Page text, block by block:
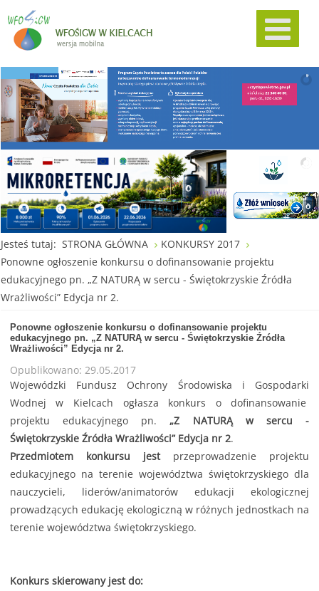
Jesteś tutaj: STRONA GŁÓWNA
KONKURSY 2017
Ponowne ogłoszenie konkursu o dofinansowanie projektu
edukacyjnego pn. „Z NATURĄ w sercu - Świętokrzyskie Źródła
Wrażliwości” Edycja nr 2.
Ponowne ogłoszenie konkursu o dofinansowanie projektu
edukacyjnego pn. „Z NATURĄ w sercu - Świętokrzyskie Źródła
Wrażliwości” Edycja nr 2.
Opublikowano: 29.05.2017
Wojewódzki Fundusz Ochrony Środowiska i Gospodarki
Wodnej w Kielcach ogłasza konkurs o dofinansowanie
projektu edukacyjnego pn.„Z NATURĄ w sercu -
Świętokrzyskie Źródła Wrażliwości” Edycja nr 2.
Przedmiotem konkursu jestprzeprowadzenie projektu
edukacyjnego na terenie województwa świętokrzyskiego dla
nauczycieli, liderów/animatorów edukacji ekologicznej
prowadzących edukację ekologiczną w różnych jednostkach na
terenie województwa świętokrzyskiego.
Konkurs skierowany jest do: